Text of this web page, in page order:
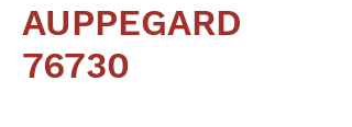
AUPPEGARD
76730